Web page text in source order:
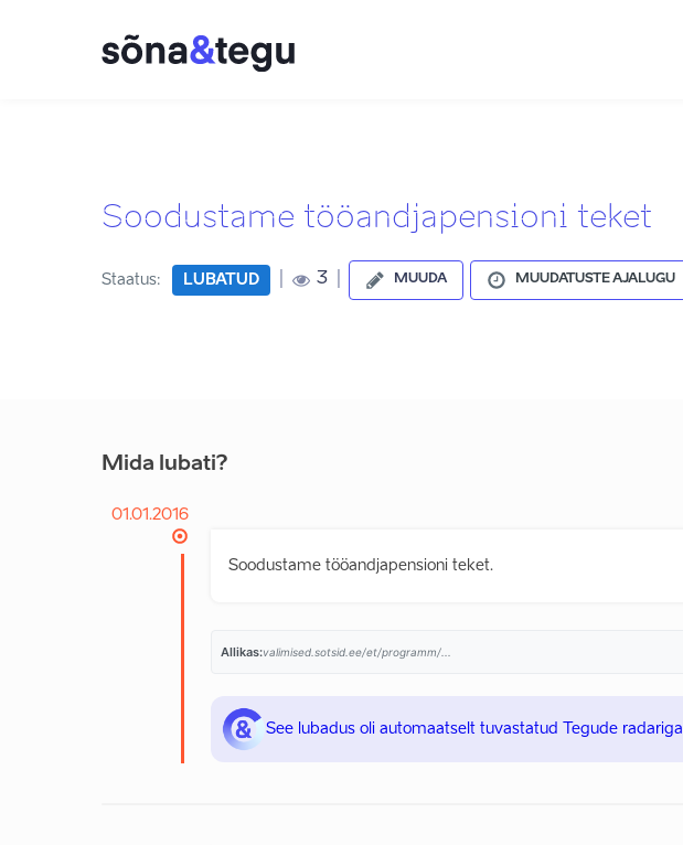
Soodustame tööandjapensioni teket
Staatus: LUBATUD 3 MUUDA MUUDATUSTE AJALUGU
Mida lubati?
01.01.2016
Soodustame tööandjapensioni teket.
Allikas:valimised.sotsid.ee/et/programm/...
See lubadus oli automaatselt tuvastatud Tegude radariga